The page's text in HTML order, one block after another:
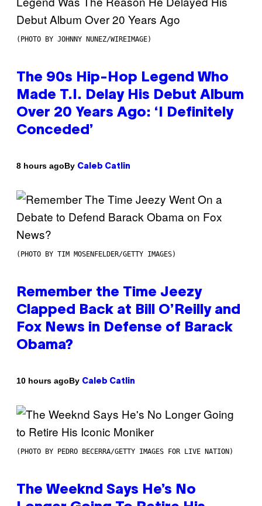
(PHOTO BY JOHNNY NUNEZ/WIREIMAGE)
The 90s Hip-Hop Legend Who
Made T.I. Delay His Debut Album
Over 20 Years Ago: ‘I Definitely
Conceded’
8 hours agoBy Caleb Catlin
(PHOTO BY TIM MOSENFELDER/GETTY IMAGES)
Remember the Time Jeezy
Clapped Back at Bill O’Reilly and
Fox News in Defense of Barack
Obama?
10 hours agoBy Caleb Catlin
(PHOTO BY PEDRO BECERRA/GETTY IMAGES FOR LIVE NATION)
The Weeknd Says He’s No